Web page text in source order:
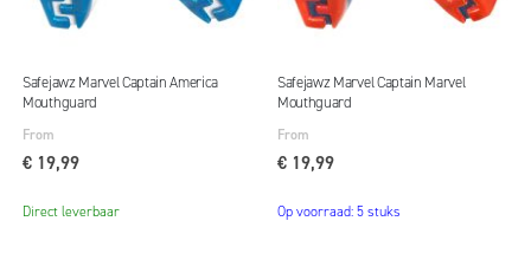
Safejawz Marvel Captain America
Mouthguard
From
€ 19,99
Direct leverbaar
Safejawz Marvel Captain Marvel
Mouthguard
From
€ 19,99
Op voorraad: 5 stuks